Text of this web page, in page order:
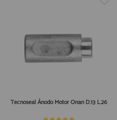
Tecnoseal Ánodo Motor Onan D.13 L.26